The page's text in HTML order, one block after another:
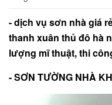
- dịch vụ sơn nhà giá
thanh xuân thủ đô hà
lượng mĩ thuật, thi
- SƠN TƯỜNG NHÀ